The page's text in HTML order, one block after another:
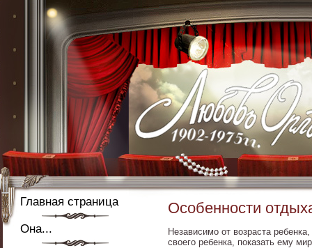
Главная страница
Она...
Особенности
Независимо от возраста
своего ребенка, показать ему